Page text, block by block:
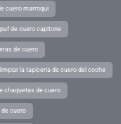
cuero marroqui
puf de cuero capitone
de cuero
la tapiceria de cuero del coche
chaquetas de cuero
cuero